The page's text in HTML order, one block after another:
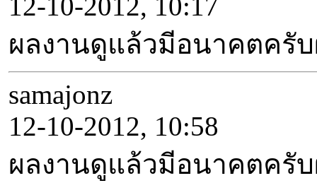
ผลงานดูแล้วมีอนาคตครั
samajonz
12-10-2012, 10:58
ผลงานดูแล้วมีอนาคตครั